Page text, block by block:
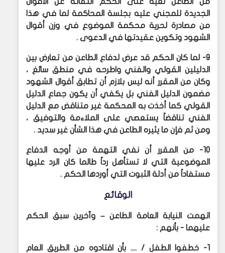
من الطاعن نعيه على الحكم التفاته عن الأقوال
الجديدة للمجني عليه بجلسة المحاكمة لما في هذا
من مصادرة لحرية محكمة الموضوع في وزن أقوال
الشهود وتكوين عقيدتها في الدعوى .
9- لما كان الحكم قد عرض لدفاع الطاعن من تعارض بين
الدليلين القولي والفني واطرحه في منطق سائغ ،
وكان من المقرر أنه ليس بلازم أن تطابق أقوال الشهود
مضمون الدليل الفني بل يكفي أن يكون جماع الدليل
القولي كما أخذت به المحكمة غير متناقض مع الدليل
الفني تناقضاً يستعصي على الملاءمة والتوفيق ،
ومن ثم فإن ما يثيره الطاعن في هذا الشأن غير سديد .
10- من المقرر أن نفي التهمة من أوجه الدفاع
الموضوعية التي لا تستأهل رداً طالما كان الرد عليها
مستفاداً من أدلة الثبوت التي أوردها الحكم .
الوقائع
اتهمت النيابة العامة الطاعن – وآخرين سبق الحكم
عليهما - بأنهم :
1- خطفوا الطفل / .... بأن اقتادوه من الطريق العام